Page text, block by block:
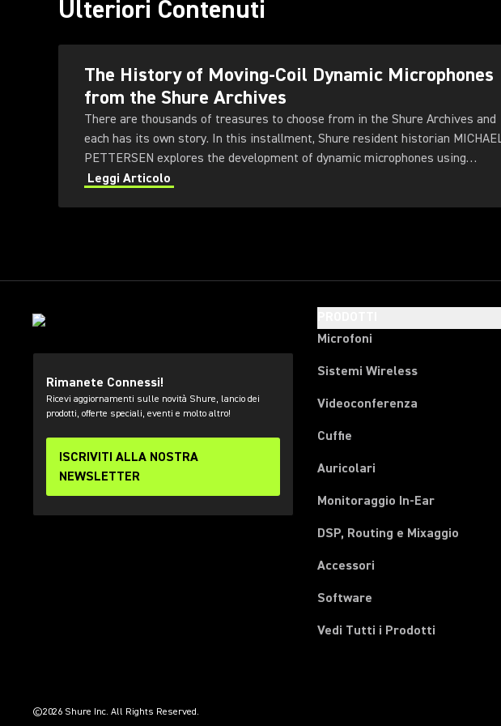
Ulteriori Contenuti
The History of Moving-Coil Dynamic Microphones
from the Shure Archives
There are thousands of treasures to choose from in the Shure Archives and
each has its own story. In this installment, Shure resident historian
PETTERSEN explores the development of dynamic microphones using
moving-coil technology.
Leggi Articolo
Rimanete Connessi!
Ricevi aggiornamenti sulle novità Shure, lancio dei
prodotti, offerte speciali, eventi e molto altro!
ISCRIVITI ALLA NOSTRA
NEWSLETTER
Microfoni
Sistemi Wireless
Videoconferenza
Cuffie
Auricolari
Monitoraggio In-Ear
DSP, Routing e Mixaggio
Accessori
Software
Vedi Tutti i Prodotti
©2026 Shure Inc. All Rights Reserved.